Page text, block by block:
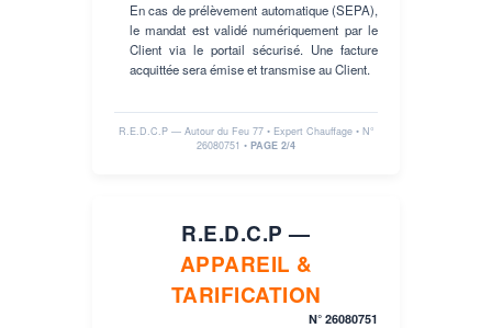
En cas de prélèvement automatique (SEPA),
le mandat est validé numériquement par le
Client via le portail sécurisé. Une facture
acquittée sera émise et transmise au Client.
R.E.D.C.P — Autour du Feu 77 • Expert Chauffage • N°
26080751 • PAGE 2/4
R.E.D.C.P —
APPAREIL &
TARIFICATION
N° 26080751